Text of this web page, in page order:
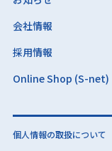
会社情報
採用情報
Online Shop (S-net)
個人情報の取扱について